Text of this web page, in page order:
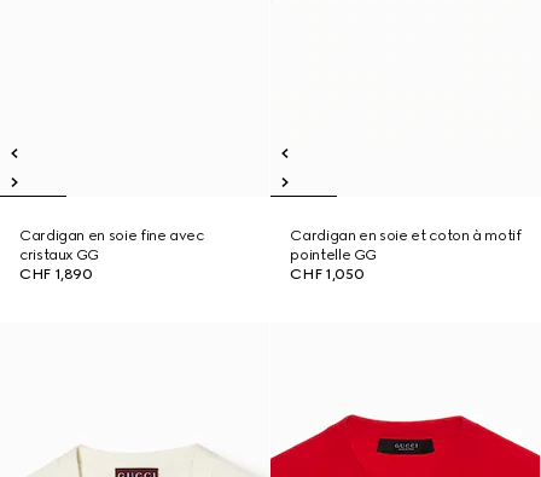
Cardigan en soie fine avec
cristaux GG
CHF 1,890
Cardigan en soie et coton à motif
pointelle GG
CHF 1,050